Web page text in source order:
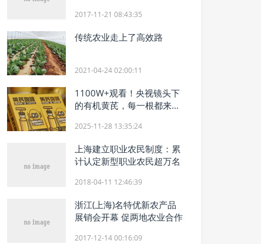
2017-11-21 08:43:35
传统农业走上了高效路
2021-04-24 02:00:11
1100W+观看！央视镜头下
的有机黄芪，每一根都来之
2025-11-28 13:35:24
上海建立职业农民制度：累
计认定新型职业农民超万名
2018-04-11 12:46:39
浙江(上海)名特优新农产品
展销会开幕 促两地农业合作
2017-12-14 00:16:09